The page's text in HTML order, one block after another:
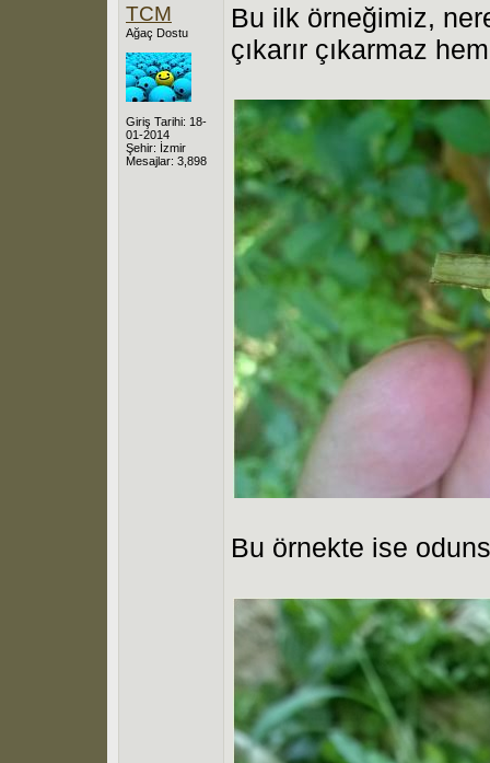
TCM
Ağaç Dostu
Giriş Tarihi: 18-
01-2014
Şehir: İzmir
Mesajlar: 3,898
Bu ilk örneğimiz,
çıkarır çıkarmaz
Bu örnekte ise